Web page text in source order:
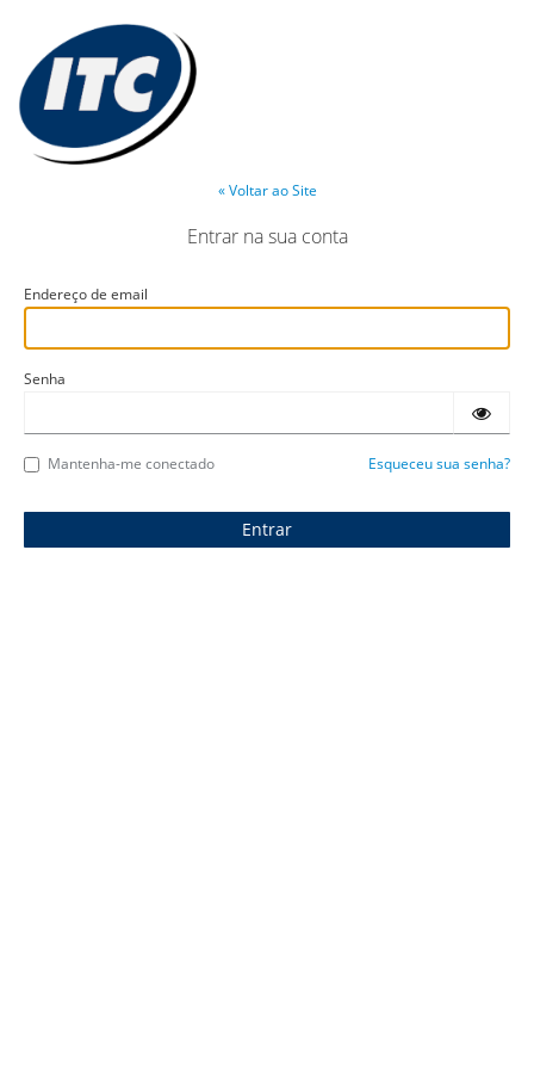
« Voltar ao Site
Entrar na sua conta
Endereço de email
Senha
Mantenha-me conectado Esqueceu sua senha?